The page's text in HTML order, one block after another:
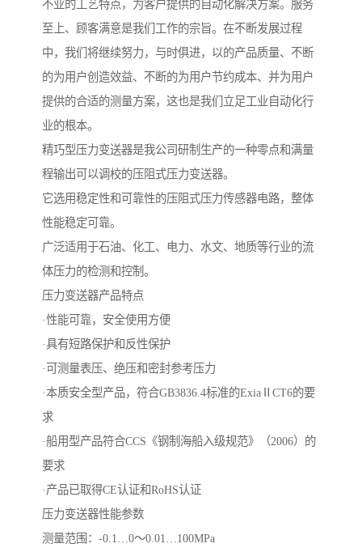
不业的工艺特点，为客户提供的自动化解决方案。服务
至上、顾客满意是我们工作的宗旨。在不断发展过程
中，我们将继续努力，与时俱进，以的产品质量、不断
的为用户创造效益、不断的为用户节约成本、并为用户
提供的合适的测量方案，这也是我们立足工业自动化行
业的根本。
精巧型压力变送器是我公司研制生产的一种零点和满量
程输出可以调校的压阻式压力变送器。
它选用稳定性和可靠性的压阻式压力传感器电路，整体
性能稳定可靠。
广泛适用于石油、化工、电力、水文、地质等行业的流
体压力的检测和控制。
压力变送器产品特点
·性能可靠，安全使用方便
·具有短路保护和反性保护
·可测量表压、绝压和密封参考压力
·本质安全型产品，符合GB3836.4标准的ExiaⅡCT6的要
求
·船用型产品符合CCS《钢制海船入级规范》（2006）的
要求
·产品已取得CE认证和RoHS认证
压力变送器性能参数
测量范围：-0.1…0～0.01…100MPa